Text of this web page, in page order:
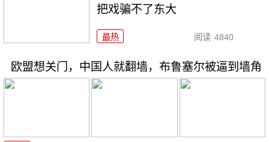
把戏骗不了东大
最热 阅读 4840
欧盟想关门，中国人就翻墙，布鲁塞尔被逼到墙角